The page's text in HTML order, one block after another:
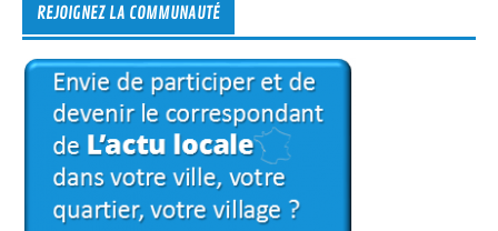
REJOIGNEZ LA COMMUNAUTÉ